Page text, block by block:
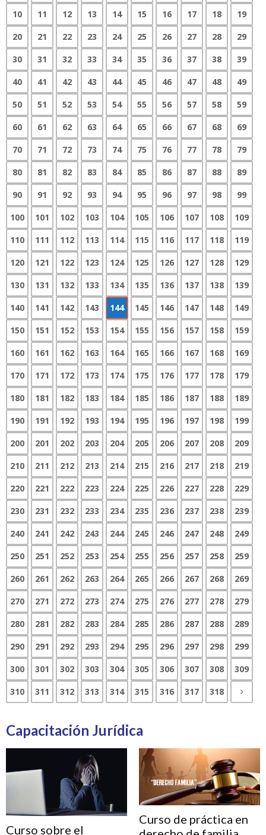
10
11 12 13 14 15 16 17 18
19
20
21 22 23 24 25 26 27 28
29
30
31 32 33 34 35 36 37 38
39
40
41 42 43 44 45 46 47 48
49
50
51 52 53 54 55 56 57 58
59
60
61 62 63 64 65 66 67 68
69
70
71 72 73 74 75 76 77 78
79
80
81 82 83 84 85 86 87 88
89
90
91 92 93 94 95 96 97 98
99
100
101 102 103 104 105 106 107 108
109
110
111 112 113 114 115 116 117 118
119
120
121 122 123 124 125 126 127 128
129
130
131 132 133 134 135 136 137 138
139
140
141 142 143 144 145 146 147 148
149
150
151 152 153 154 155 156 157 158
159
160
161 162 163 164 165 166 167 168
169
170
171 172 173 174 175 176 177 178
179
180
181 182 183 184 185 186 187 188
189
190
191 192 193 194 195 196 197 198
199
200
201 202 203 204 205 206 207 208
209
210
211 212 213 214 215 216 217 218
219
220
221 222 223 224 225 226 227 228
229
230
231 232 233 234 235 236 237 238
239
240
241 242 243 244 245 246 247 248
249
250
251 252 253 254 255 256 257 258
259
260
261 262 263 264 265 266 267 268
269
270
271 272 273 274 275 276 277 278
279
280
281 282 283 284 285 286 287 288
289
290
291 292 293 294 295 296 297 298
299
300
301 302 303 304 305 306 307 308
309
310
311 312 313 314 315 316 317 318
Capacitación Jurídica
Curso sobre el
Curso de práctica en